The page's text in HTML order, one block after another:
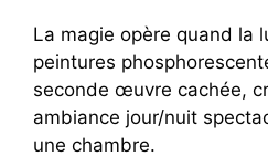
La magie opère quand la
peintures
seconde œuvre cachée,
ambiance jour/nuit
une chambre.